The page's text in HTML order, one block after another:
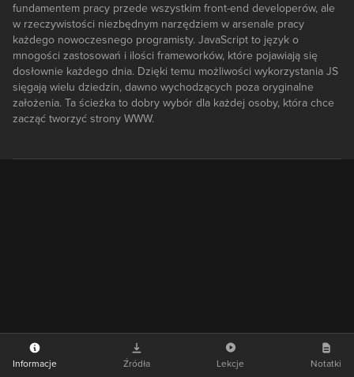
fundamentem pracy przede wszystkim front-end developerów, ale
w rzeczywistości niezbędnym narzędziem w arsenale pracy
każdego nowoczesnego programisty. JavaScript to język o
mnogości zastosowań i ilości frameworków, które pojawiają się
dosłownie każdego dnia. Dzięki temu możliwości wykorzystania JS
sięgają wielu dziedzin, dawno wychodzących poza oryginalne
założenia. Ta ścieżka to dobry wybór dla każdej osoby, która chce
zacząć tworzyć strony WWW.
Informacje Źródła Lekcje Notatki